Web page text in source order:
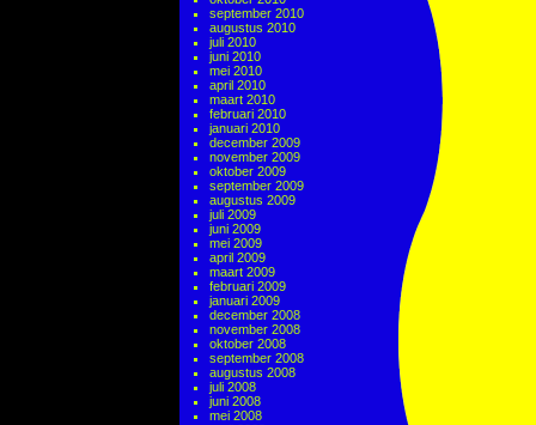
september 2010
augustus 2010
juli 2010
juni 2010
mei 2010
april 2010
maart 2010
februari 2010
januari 2010
december 2009
november 2009
oktober 2009
september 2009
augustus 2009
juli 2009
juni 2009
mei 2009
april 2009
maart 2009
februari 2009
januari 2009
december 2008
november 2008
oktober 2008
september 2008
augustus 2008
juli 2008
juni 2008
mei 2008